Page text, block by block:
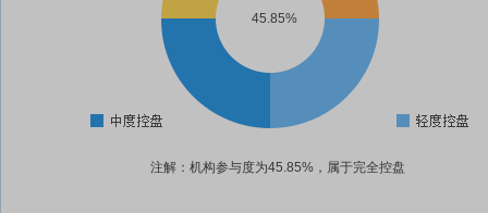
45.85%
注解：机构参与度为45.85%，属于完全控盘